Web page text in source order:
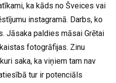
ka kāds no Šveices vai
instagramā. Darbs, ko
Jāsaka paldies māsai Grētai
fotogrāfijas. Zinu
saka, ka viņiem tam nav
tur ir potenciāls